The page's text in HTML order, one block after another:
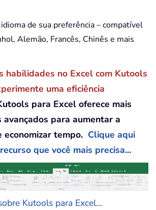
de sua preferência – compatível
Alemão, Francês, Chinês e mais
habilidades no Excel com Kutools
uma eficiência
para Excel oferece mais
para aumentar a
tempo. Clique aqui
que você mais precisa...
Kutools para Excel...